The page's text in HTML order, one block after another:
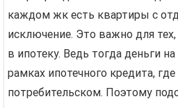
каждом жк есть квартиры с
исключение. Это важно для
в ипотеку. Ведь тогда деньги
рамках ипотечного кредита,
потребительском. Поэтому